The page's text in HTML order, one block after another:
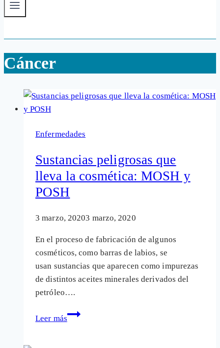
Cáncer
Enfermedades
Sustancias peligrosas que
lleva la cosmética: MOSH y
POSH
3 marzo, 20203 marzo, 2020
En el proceso de fabricación de algunos
cosméticos, como barras de labios, se
usan sustancias que aparecen como impurezas
de distintos aceites minerales derivados del
petróleo….
Leer más
Sustancias